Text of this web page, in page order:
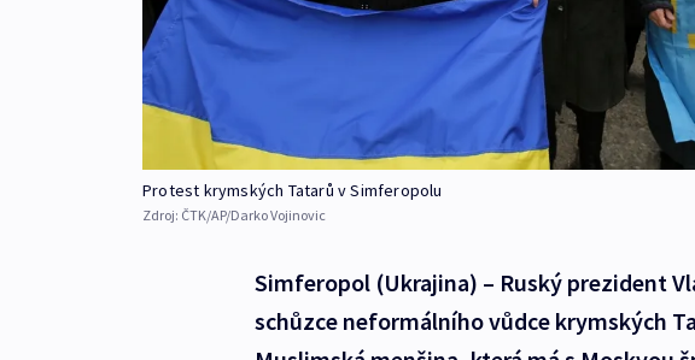
Protest krymských Tatarů v Simferopolu
Zdroj: ČTK/AP/Darko Vojinovic
Simferopol (Ukrajina) – Ruský prezident
schůzce neformálního vůdce krymských